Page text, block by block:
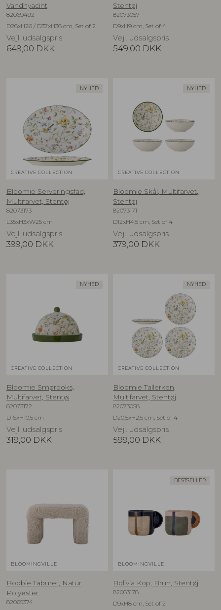
Vandhyacint
82069492
D26xH26 / D37xH36 cm, Set of 2
Vejl. udsalgspris
649,00 DKK
Stentøj
82073057
D9xH9 cm, Set of 4
Vejl. udsalgspris
549,00 DKK
NYHED
CREATIVE COLLECTION
Bloomie Serveringsfad,
Multifarvet, Stentøj
82073173
L35xH3xW25 cm
Vejl. udsalgspris
399,00 DKK
NYHED
CREATIVE COLLECTION
Bloomie Skål, Multifarvet,
Stentøj
82073171
D12xH4,5 cm, Set of 4
Vejl. udsalgspris
379,00 DKK
NYHED
CREATIVE COLLECTION
Bloomie Smørboks,
Multifarvet, Stentøj
82073172
D16xH10,5 cm
Vejl. udsalgspris
319,00 DKK
NYHED
CREATIVE COLLECTION
Bloomie Tallerken,
Multifarvet, Stentøj
82073058
D20,5xH2,5 cm, Set of 4
Vejl. udsalgspris
599,00 DKK
BLOOMINGVILLE
Bobbie Taburet, Natur,
Polyester
82065374
BESTSELLER
BLOOMINGVILLE
Bolivia Kop, Brun, Stentøj
82063178
D9xH8 cm, Set of 2